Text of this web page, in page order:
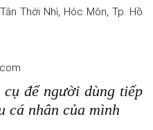
Thới Nhì, Hóc Môn, Tp. Hồ
để người dùng tiếp
cá nhân của mình